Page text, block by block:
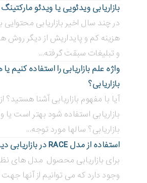
بازاریابی ویدئویی ‌یا ویدئو
در چند سال اخیر بازاریابی محتوایی
هزینه کم و پایداریش از دیگر روش
و تبلیغات سبقت گرفته...
واژه علم بازاریابی را استفاده کنیم یا
بازاریابی؟
آیا با مفهوم بازاریابی آشنا هستید؟
بازاریابی استفاده شود بهتر است یا
بازاریابی؟ سالها مورد توجه...
استفاده از مدل RACE در بازاریابی دیجیتال
برای بازاریابی محصول مدل های
وجود دارد که می توانیم از آنها